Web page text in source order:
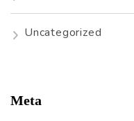
Uncategorized
Meta